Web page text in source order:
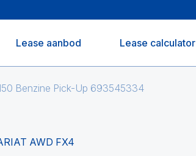
Lease aanbod Lease calculator
Benzine Pick-Up 693545334
AWD FX4